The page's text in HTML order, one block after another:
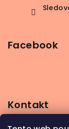
Facebook
Kontakt